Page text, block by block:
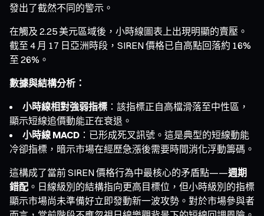
發出了截然不同的警示。
在觸及 2.25 美元區域後，小時線圖表上出現明顯的賣壓。
截至 4 月 17 日亞洲時段，SIREN 價格已自高點回落約 16%
至 26%。
數據與結構分析：
小時線相對強弱指標 ：該指標正自高檔滑落至中性區，
顯示短線追價動能正在衰退。
小時線 MACD ：已形成死叉訊號。這是典型的短線動能
冷卻指標，暗示市場在經歷急漲後需要時間消化浮動籌碼。
這構成了當前 SIREN 價格行為中最核心的矛盾點——週期
錯配 。日線級別的結構指向更高目標位，但小時級別的指標
顯示市場尚未準備好立即發動新一波攻勢。對於市場參與者